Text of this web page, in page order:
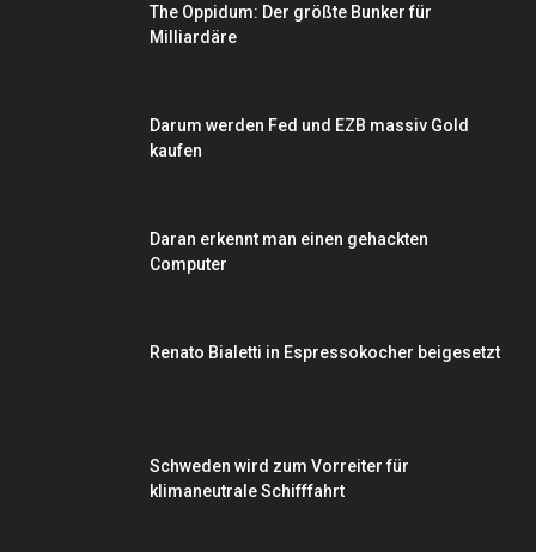
The Oppidum: Der größte Bunker für
Milliardäre
Darum werden Fed und EZB massiv Gold
kaufen
Daran erkennt man einen gehackten
Computer
Renato Bialetti in Espressokocher beigesetzt
Schweden wird zum Vorreiter für
klimaneutrale Schifffahrt